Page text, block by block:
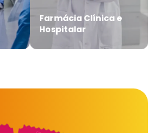
Farmácia Clínica e
Hospitalar